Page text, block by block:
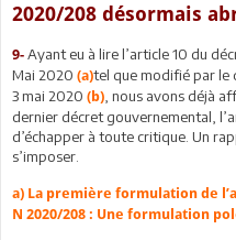
2020/208 désormais
9- Ayant eu à lire l’article 10 du
Mai 2020 (a)tel que modifié par le
3 mai 2020 (b) , nous avons déjà
dernier décret gouvernemental,
d’échapper à toute critique. Un
s’imposer.
a) La première formulation de
N 2020/208 : Une formulation